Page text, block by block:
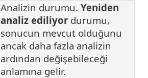
Analizin durumu. Yeniden
analiz ediliyor durumu,
sonucun mevcut olduğunu
ancak daha fazla analizin
ardından değişebileceği
anlamına gelir.